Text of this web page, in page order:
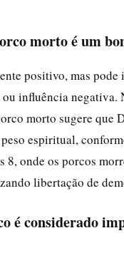
morto é um
positivo, mas
ou influência negativa.
morto sugere que
espiritual,
onde os porcos
libertação de
é considerado